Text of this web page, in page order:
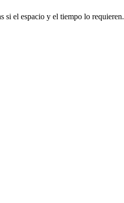
si el espacio y el tiempo lo requieren.